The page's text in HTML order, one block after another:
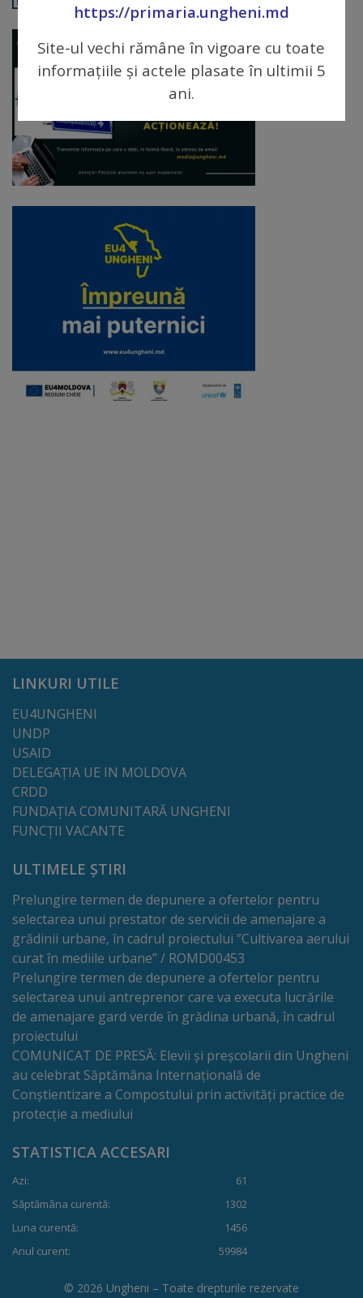
performanță
Orașul
imagini
Galerie
video
Galerii
Administrație
Primărie
Primar
funcționare
Integritate
și
Consiliul
Municipal
Secretar
Consilieri
Comisii
de
specialitate
Regulamentul
Consiliului
Calitate
și
integritate
Servicii
LINKURI UTILE
EU4UNGHENI
UNDP
USAID
DELEGAȚIA UE IN MOLDOVA
CRDD
FUNDAȚIA COMUNITARĂ UNGHENI
FUNCȚII VACANTE
ULTIMELE ȘTIRI
Prelungire termen de depunere a ofertelor pentru
selectarea unui prestator de servicii de amenajare a
grădinii urbane, în cadrul proiectului ”Cultivarea aerului
curat în mediile urbane” / ROMD00453
Prelungire termen de depunere a ofertelor pentru
selectarea unui antreprenor care va executa lucrările
de amenajare gard verde în grădina urbană, în cadrul
proiectului
COMUNICAT DE PRESĂ: Elevii și preșcolarii din Ungheni
au celebrat Săptămâna Internațională de
Conștientizare a Compostului prin activități practice de
protecție a mediului
STATISTICA ACCESARI
Azi:
61
Săptămâna curentă:
1302
Luna curentă:
1456
Anul curent:
59984
© 2026 Ungheni – Toate drepturile rezervate
https://primaria.ungheni.md
Site-ul vechi rămâne în vigoare cu toate
informațiile și actele plasate în ultimii 5
ani.